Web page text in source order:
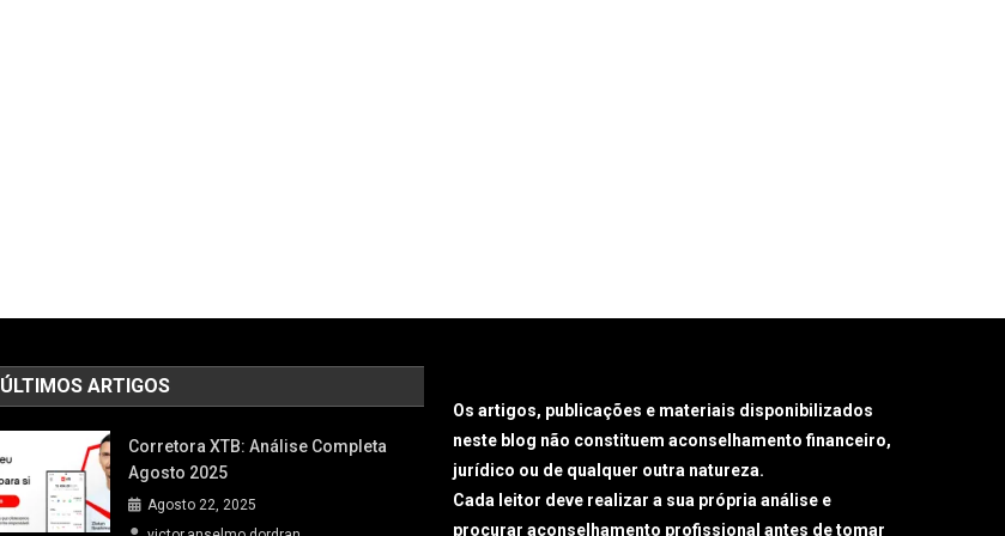
ÚLTIMOS ARTIGOS
Corretora XTB: Análise Completa
Agosto 2025
Agosto 22, 2025
Os artigos, publicações e materiais disponibilizados
neste blog não constituem aconselhamento financeiro,
jurídico ou de qualquer outra natureza.
Cada leitor deve realizar a sua própria análise e
procurar aconselhamento profissional antes de tomar